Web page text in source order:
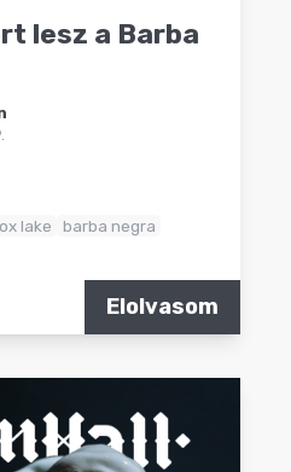
lesz a Barba
lake
barba negra
Elolvasom